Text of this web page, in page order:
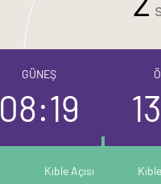
GÜNEŞ
08:19
Kıble Açısı